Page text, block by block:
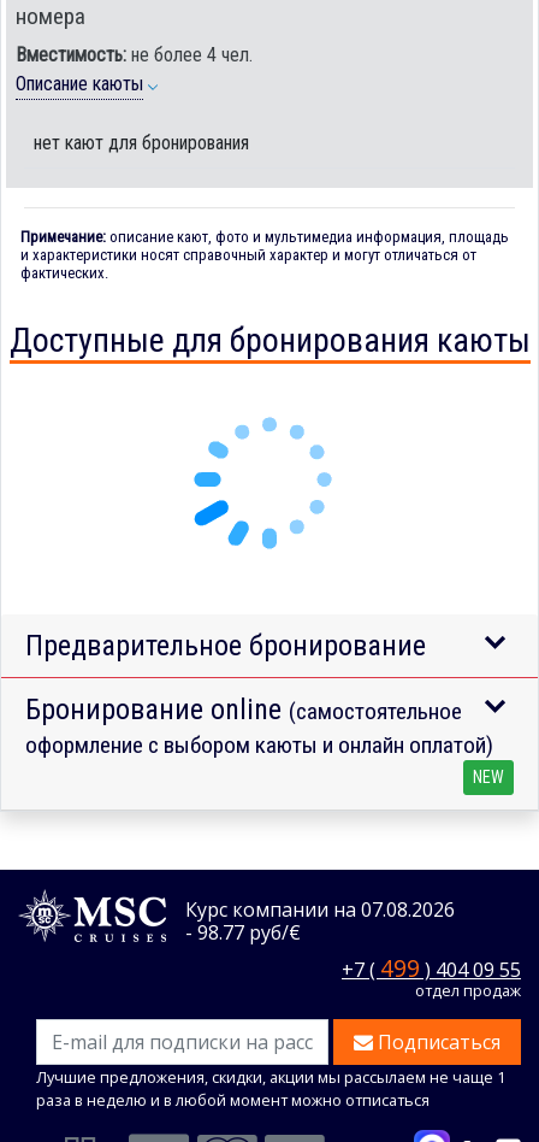
номера
Вместимость: не более 4 чел.
Описание каюты
нет кают для бронирования
Примечание: описание кают, фото и мультимедиа информация, площадь
и характеристики носят справочный характер и могут отличаться от
фактических.
Доступные для бронирования каюты
Предварительное бронирование
Бронирование online (самостоятельное
оформление с выбором каюты и онлайн оплатой)
NEW
Курс компании на 07.08.2026
- 98.77 руб/€
+7 ( 499 ) 404 09 55
отдел продаж
Подписаться
Лучшие предложения, скидки, акции мы рассылаем не чаще 1
раза в неделю и в любой момент можно отписаться